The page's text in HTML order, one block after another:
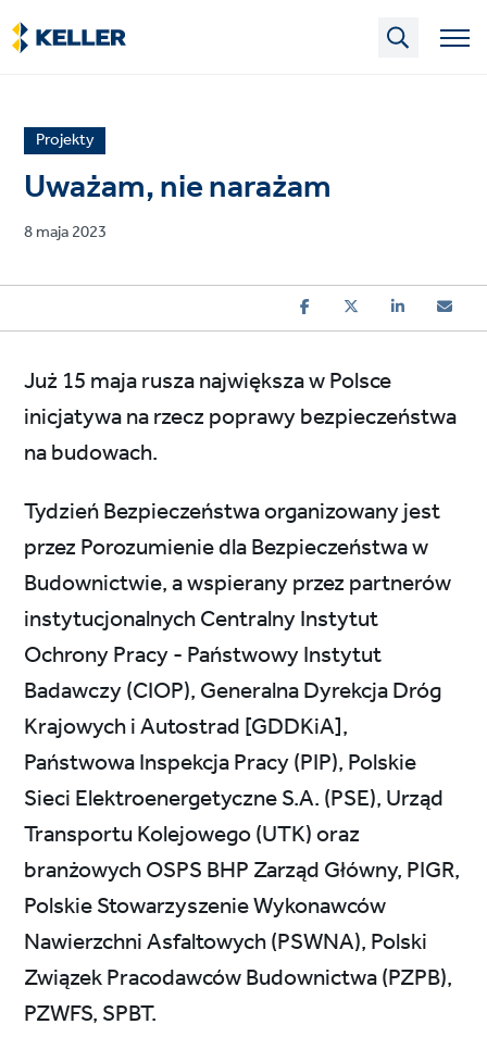
Skip
to
main
News
article
category
Projekty
Uważam, nie narażam
Published
8 maja 2023
Już 15 maja rusza największa w Polsce
inicjatywa na rzecz poprawy bezpieczeństwa
na budowach.
Tydzień Bezpieczeństwa organizowany jest
przez Porozumienie dla Bezpieczeństwa w
Budownictwie, a wspierany przez partnerów
instytucjonalnych Centralny Instytut
Ochrony Pracy - Państwowy Instytut
Badawczy (CIOP), Generalna Dyrekcja Dróg
Krajowych i Autostrad [GDDKiA],
Państwowa Inspekcja Pracy (PIP), Polskie
Sieci Elektroenergetyczne S.A. (PSE), Urząd
Transportu Kolejowego (UTK) oraz
branżowych OSPS BHP Zarząd Główny, PIGR,
Polskie Stowarzyszenie Wykonawców
Nawierzchni Asfaltowych (PSWNA), Polski
Związek Pracodawców Budownictwa (PZPB),
PZWFS, SPBT.